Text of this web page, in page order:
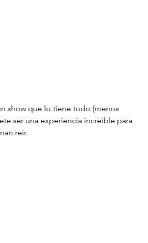
show que lo tiene todo (menos
ser una experiencia increíble para
reír.